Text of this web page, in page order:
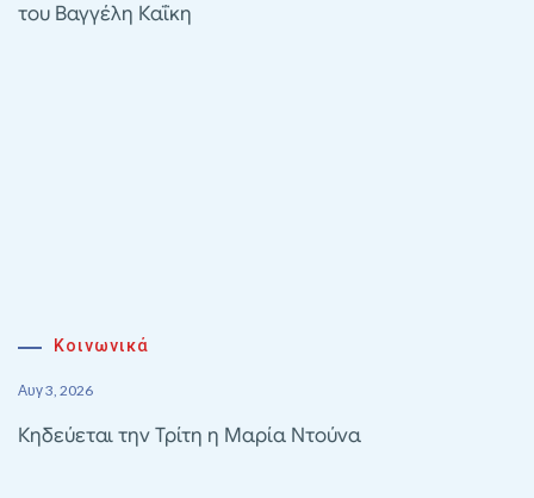
του Βαγγέλη Καΐκη
Κοινωνικά
Αυγ 3, 2026
Κηδεύεται την Τρίτη η Μαρία Ντούνα